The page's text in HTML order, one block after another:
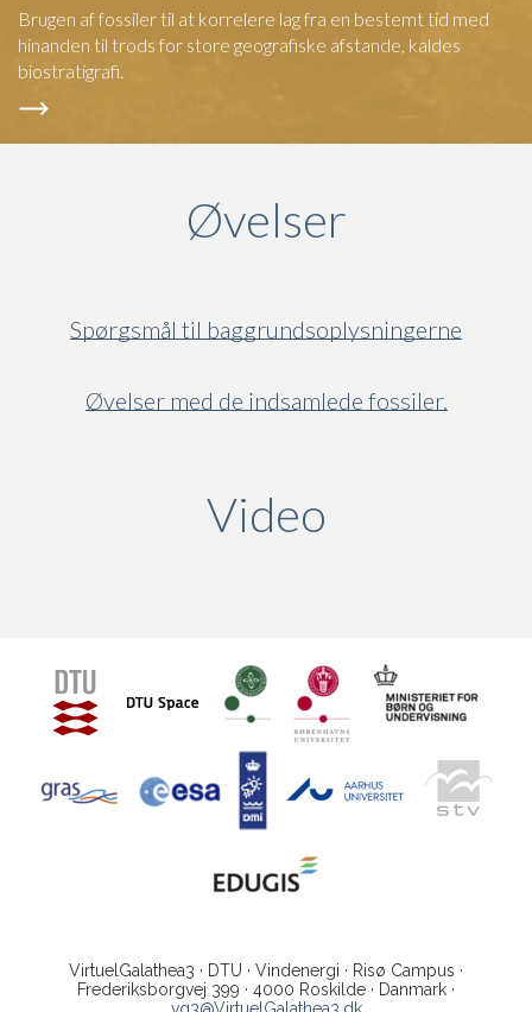
Brugen af fossiler til at korrelere lag fra en bestemt tid med
hinanden til trods for store geografiske afstande, kaldes
biostratigrafi.
Øvelser
Spørgsmål til baggrundsoplysningerne
Øvelser med de indsamlede fossiler.
Video
VirtuelGalathea3 · DTU · Vindenergi · Risø Campus ·
Frederiksborgvej 399 · 4000 Roskilde · Danmark ·